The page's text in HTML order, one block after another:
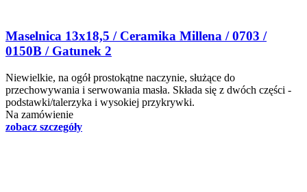
Maselnica 13x18,5 / Ceramika Millena / 0703 /
0150B / Gatunek 2
Niewielkie, na ogół prostokątne naczynie, służące do
przechowywania i serwowania masła. Składa się z dwóch części -
podstawki/talerzyka i wysokiej przykrywki.
Na zamówienie
zobacz szczegóły